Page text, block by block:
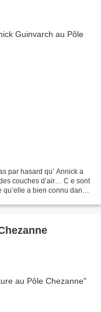
par hasard qu’ Annick a
couches d’air… C e sont
a bien connu dans